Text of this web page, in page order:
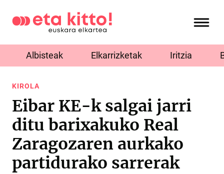
Albisteak Elkarrizketak Iritzia
KIROLA
Eibar KE-k salgai jarri
ditu barixakuko Real
Zaragozaren aurkako
partidurako sarrerak